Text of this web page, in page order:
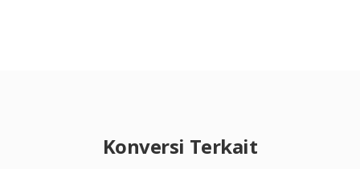
Konversi Terkait